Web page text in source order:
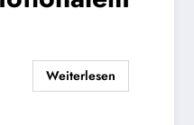
Weiterlesen